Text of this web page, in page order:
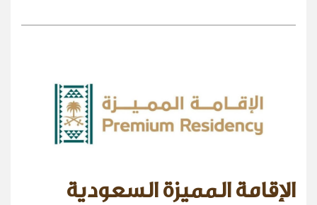
الإقامة المميزة السعودية